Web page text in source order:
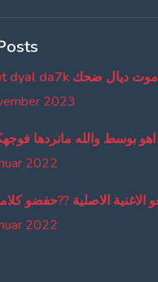
lmout dyal da7k موت ديال ضحك
2023
اهو بوسط والله مانردها
2022
2022